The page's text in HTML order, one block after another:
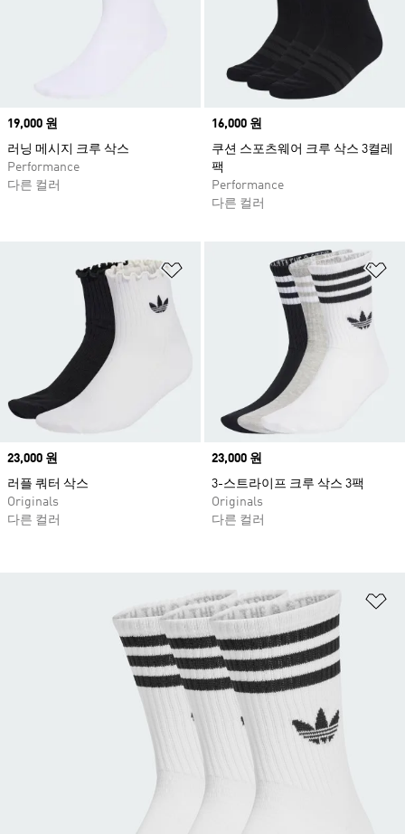
Price
19,000 원
러닝 메시지 크루 삭스
Performance
다른 컬러
Price
16,000 원
쿠션 스포츠웨어 크루 삭스 3켤레
팩
Performance
다른 컬러
위시리스트 담기
Price
23,000 원
러플 쿼터 삭스
Originals
다른 컬러
Price
23,000 원
3-스트라이프 크루 삭스 3팩
Originals
다른 컬러